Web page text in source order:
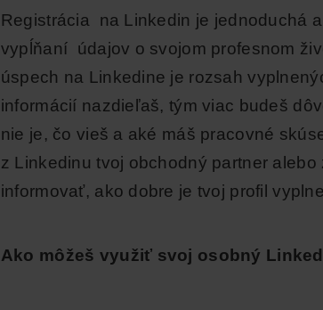
Registrácia na Linkedin je jednoduchá
vypĺňaní údajov o svojom profesnom
úspech na Linkedine je rozsah
informácií nazdieľaš, tým viac budeš
nie je, čo vieš a aké máš pracovné
z Linkedinu tvoj obchodný partner
informovať, ako dobre je tvoj profil
Ako môžeš využiť svoj osobný